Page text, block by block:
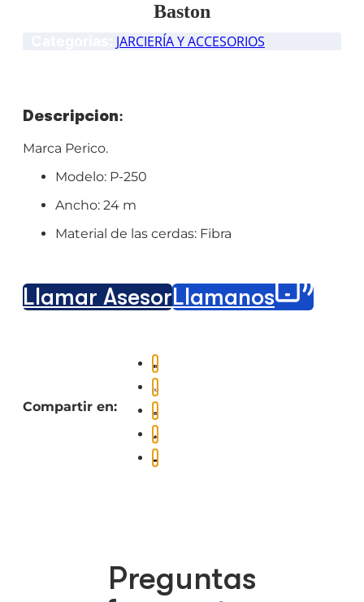
Baston
JARCIERÍA Y ACCESORIOS
Descripción:
Marca Perico.
Modelo: P-250
Ancho: 24 m
Material de las cerdas: Fibra
Llamar AsesorLlámanos
Compartir en:
Preguntas